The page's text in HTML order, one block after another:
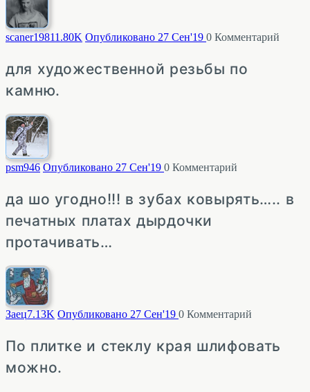
scaner19811.80K Опубликовано 27 Сен'19 0 Комментарий
для художественной резьбы по
камню.
psm946 Опубликовано 27 Сен'19 0 Комментарий
да шо угодно!!! в зубах ковырять….. в
печатных платах дырдочки
протачивать…
Заец7.13K Опубликовано 27 Сен'19 0 Комментарий
По плитке и стеклу края шлифовать
можно.